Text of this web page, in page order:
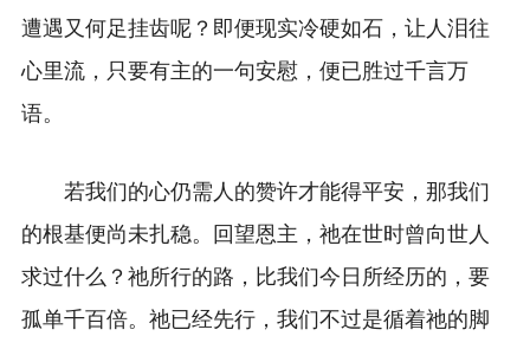
遭遇又何足挂齿呢？即便现实冷硬如石，让人泪往
心里流，只要有主的一句安慰，便已胜过千言万
语。
若我们的心仍需人的赞许才能得平安，那我们
的根基便尚未扎稳。回望恩主，祂在世时曾向世人
求过什么？祂所行的路，比我们今日所经历的，要
孤单千百倍。祂已经先行，我们不过是循着祂的脚